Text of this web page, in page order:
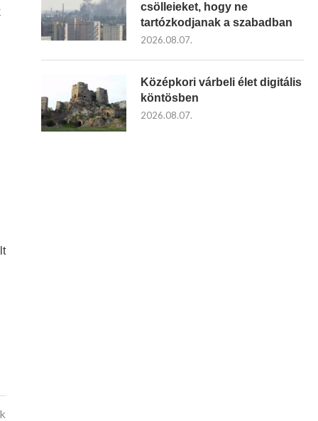
csölleieket, hogy ne
tartózkodjanak a szabadban
2026.08.07.
Középkori várbeli élet digitális
köntösben
2026.08.07.